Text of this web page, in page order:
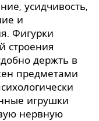
усидчивость,
и
Фигурки
строения
держть в
предметами
игрушки
нервную